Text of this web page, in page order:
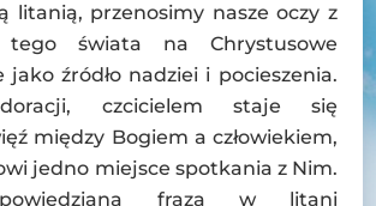
litanią, przenosimy nasze oczy z
tego świata na Chrystusowe
jako źródło nadziei i pocieszenia.
czcicielem staje się
między Bogiem a człowiekiem,
jedno miejsce spotkania z Nim.
fraza w litani